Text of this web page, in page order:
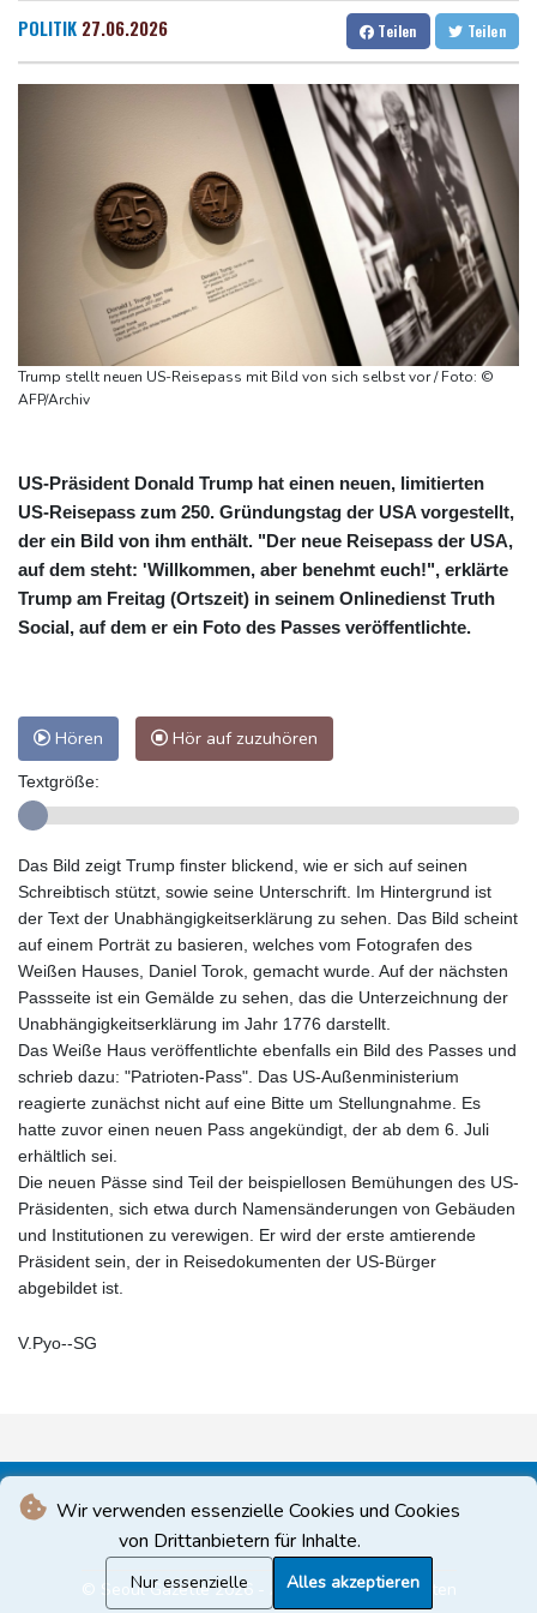
Wir verwenden essenzielle Cookies und Cookies
von Drittanbietern für Inhalte.
Nur essenzielle Alles akzeptieren
Dresden
Wien
23 °C
Salzburg
19 °C
Baden-Baden
12 °C
Regierung will bei Klimaschutz vorerst nicht nachsteuern - Kritik
Hitze und Niedrigwasser: Städte- und Gemeindebund fordert
Infantinos Investorenplan: FIFA-Experte fordert Aufarbeitung
Biathlon-Olympiasieger Jacquelin wird Teilzeit-Radprofi
Kircher: VAR nicht "zu kleinteilig" einsetzen
Kreise: Türkei will mit Pakistan und Saudi-Arabien
Verteidigungspakt schließen
POLITIK 27.06.2026 Teilen Teilen
Trump stellt neuen US-Reisepass mit Bild von sich selbst vor / Foto: ©
AFP/Archiv
US-Präsident Donald Trump hat einen neuen, limitierten
US-Reisepass zum 250. Gründungstag der USA vorgestellt,
der ein Bild von ihm enthält. "Der neue Reisepass der USA,
auf dem steht: 'Willkommen, aber benehmt euch!", erklärte
Trump am Freitag (Ortszeit) in seinem Onlinedienst Truth
Social, auf dem er ein Foto des Passes veröffentlichte.
Hören Hör auf zuzuhören
Textgröße:
Das Bild zeigt Trump finster blickend, wie er sich auf seinen
Schreibtisch stützt, sowie seine Unterschrift. Im Hintergrund ist
der Text der Unabhängigkeitserklärung zu sehen. Das Bild scheint
auf einem Porträt zu basieren, welches vom Fotografen des
Weißen Hauses, Daniel Torok, gemacht wurde. Auf der nächsten
Passseite ist ein Gemälde zu sehen, das die Unterzeichnung der
Unabhängigkeitserklärung im Jahr 1776 darstellt.
Das Weiße Haus veröffentlichte ebenfalls ein Bild des Passes und
schrieb dazu: "Patrioten-Pass". Das US-Außenministerium
reagierte zunächst nicht auf eine Bitte um Stellungnahme. Es
hatte zuvor einen neuen Pass angekündigt, der ab dem 6. Juli
erhältlich sei.
Die neuen Pässe sind Teil der beispiellosen Bemühungen des US-
Präsidenten, sich etwa durch Namensänderungen von Gebäuden
und Institutionen zu verewigen. Er wird der erste amtierende
Präsident sein, der in Reisedokumenten der US-Bürger
abgebildet ist.
V.Pyo--SG
© Seoul Gazette 2026 - Alle Rechte vorbehalten